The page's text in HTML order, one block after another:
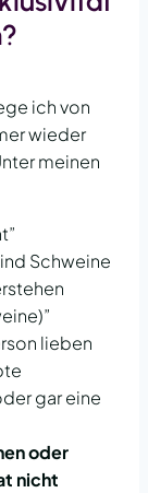
ich von
wieder
meinen
Schweine
lieben
gar eine
oder
nicht